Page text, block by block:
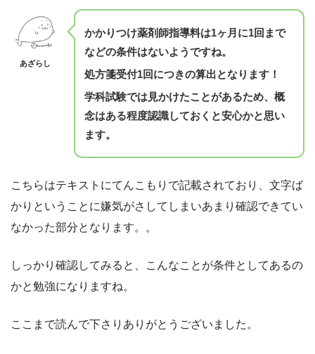
あざらし
かかりつけ薬剤師指導料は1ヶ月に1回まで
などの条件はないようですね。
処方箋受付1回につきの算出となります！
学科試験では見かけたことがあるため、概
念はある程度認識しておくと安心かと思い
ます。
こちらはテキストにてんこもりで記載されており、文字ば
かりということに嫌気がさしてしまいあまり確認できてい
なかった部分となります。。
しっかり確認してみると、こんなことが条件としてあるの
かと勉強になりますね。
ここまで読んで下さりありがとうございました。